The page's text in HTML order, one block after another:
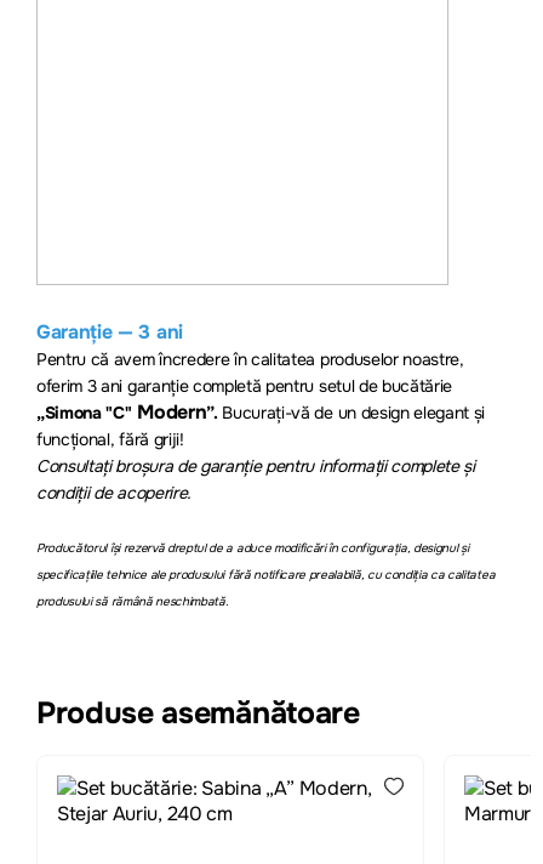
Garanție — 3 ani
Pentru că avem încredere în calitatea produselor noastre,
oferim 3 ani garanție completă pentru setul de bucătărie
„Simona "C" Modern”. Bucurați-vă de un design elegant și
funcțional, fără griji!
Consultați broșura de garanție pentru informații complete și
condiții de acoperire.
Producătorul își rezervă dreptul de a aduce modificări în configurația, designul și
specificațiile tehnice ale produsului fără notificare prealabilă, cu condiția ca calitatea
produsului să rămână neschimbată.
Produse asemănătoare